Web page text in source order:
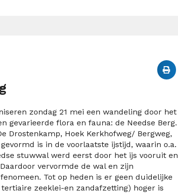
zondag 21 mei een wandeling door het
gevarieerde flora en fauna: de Needse Berg.
Drostenkamp, Hoek Kerkhofweg/ Bergweg,
is in de voorlaatste ijstijd, waarin o.a.
stuwwal werd eerst door het ijs vooruit en
vervormde de wal en zijn
Tot op heden is er geen duidelijke
zeeklei-en zandafzetting) hoger is